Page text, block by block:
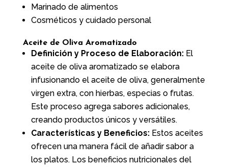
Marinado de alimentos
Cosméticos y cuidado personal
Aceite de Oliva Aromatizado
Definición y Proceso de Elaboración:El
aceite de oliva aromatizado se elabora
infusionando el aceite de oliva, generalmente
virgen extra, con hierbas, especias o frutas.
Este proceso agrega sabores adicionales,
creando productos únicos y versátiles.
Características y Beneficios:Estos aceites
ofrecen una manera fácil de añadir sabor a
los platos. Los beneficios nutricionales del